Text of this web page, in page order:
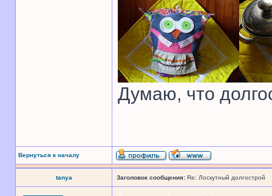
Думаю, что
Вернуться к началу
tanya Заголовок сообщения: Re: Лоскутный долгострой